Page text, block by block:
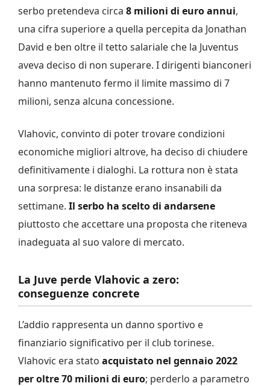
serbo pretendeva circa 8 milioni di euro annui,
una cifra superiore a quella percepita da Jonathan
David e ben oltre il tetto salariale che la Juventus
aveva deciso di non superare. I dirigenti bianconeri
hanno mantenuto fermo il limite massimo di 7
milioni, senza alcuna concessione.
Vlahovic, convinto di poter trovare condizioni
economiche migliori altrove, ha deciso di chiudere
definitivamente i dialoghi. La rottura non è stata
una sorpresa: le distanze erano insanabili da
settimane. Il serbo ha scelto di andarsene
piuttosto che accettare una proposta che riteneva
inadeguata al suo valore di mercato.
La Juve perde Vlahovic a zero:
conseguenze concrete
L’addio rappresenta un danno sportivo e
finanziario significativo per il club torinese.
Vlahovic era stato acquistato nel gennaio 2022
per oltre 70 milioni di euro; perderlo a parametro